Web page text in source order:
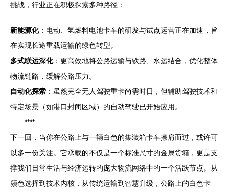
挑战，行业正在积极探索多种路径：
新能源化：电动、氢燃料电池卡车的研发与试点运营正在加速，旨
在实现长途重载运输的绿色转型。
多式联运深化：更高效地将公路运输与铁路、水运结合，优化整体
物流链路，缓解公路压力。
自动化探索 ：虽然完全无人驾驶重卡尚需时日，但辅助驾驶技术和
特定场景（如港口封闭区域）的自动驾驶已开始应用。
****
下一回，当你在公路上与一辆白色的集装箱卡车擦肩而过，或许可
以多一份关注。它承载的不仅是一个标准尺寸的金属货箱，更是支
撑我们日常生活与经济运转的庞大物流网络中的一个活跃节点。从
颜色选择到技术内核，从传统运输到智慧升级，公路上的白色卡